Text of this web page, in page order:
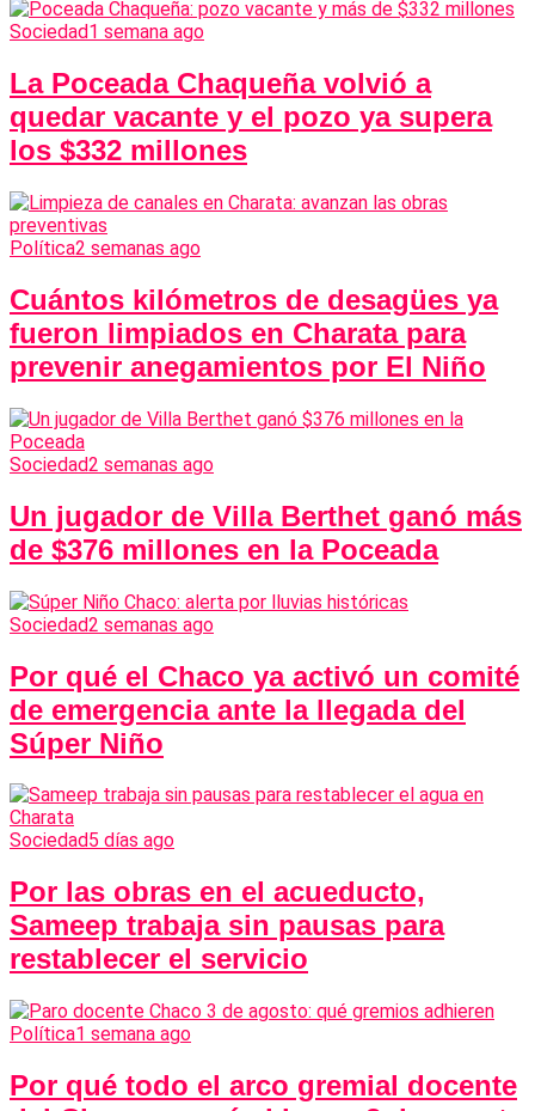
Sociedad1 semana ago
La Poceada Chaqueña volvió a
quedar vacante y el pozo ya supera
los $332 millones
Política2 semanas ago
Cuántos kilómetros de desagües ya
fueron limpiados en Charata para
prevenir anegamientos por El Niño
Sociedad2 semanas ago
Un jugador de Villa Berthet ganó más
de $376 millones en la Poceada
Sociedad2 semanas ago
Por qué el Chaco ya activó un comité
de emergencia ante la llegada del
Súper Niño
Sociedad5 días ago
Por las obras en el acueducto,
Sameep trabaja sin pausas para
restablecer el servicio
Política1 semana ago
Por qué todo el arco gremial docente